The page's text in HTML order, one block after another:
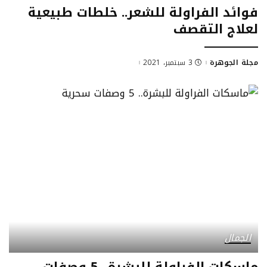
فوائد الفراولة للشعر.. خلطات طبيعية
لعلاج التقصف
Posted
مجلة الجوهرة 3 سبتمبر، 2021
الجمال